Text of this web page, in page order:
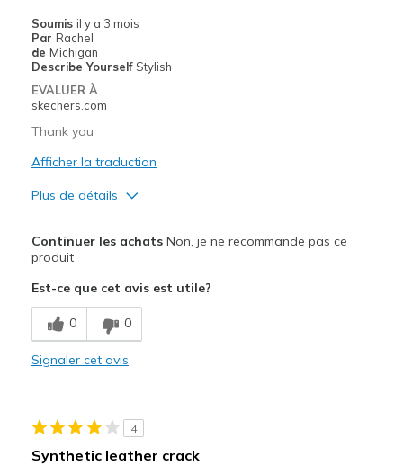
Going Out
View On Shoes
Shoes are for Wearing
Soumis il y a 3 mois
Par Rachel
de Michigan
Describe Yourself Stylish
EVALUER À
skechers.com
Thank you
Afficher la traduction
Plus de détails
Attractive Design
Breathe Well
Comfortable
Durable
Les meilleures utilisations
Casual Wear
Continuer les achatsNon, je ne recommande pas ce
produit
Est-ce que cet avis est utile?
0 0
Signaler cet avis
4
Synthetic leather crack